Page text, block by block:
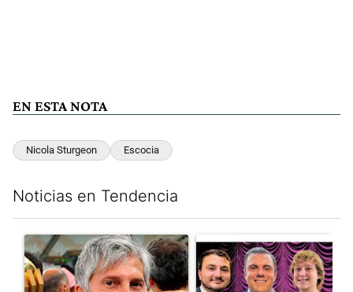
EN ESTA NOTA
Nicola Sturgeon Escocia
Noticias en Tendencia
Un artículo de tendencia con el título "Murió Jorge Messi, el
Un artículo de tendencia con